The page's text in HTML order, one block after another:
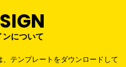
ンについて
テンプレートをダウンロードして